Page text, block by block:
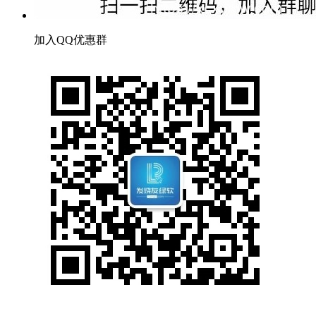
加入QQ优惠群